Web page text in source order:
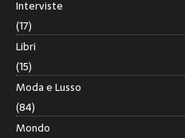
Interviste
(17)
Libri
(15)
Moda e Lusso
(84)
Mondo